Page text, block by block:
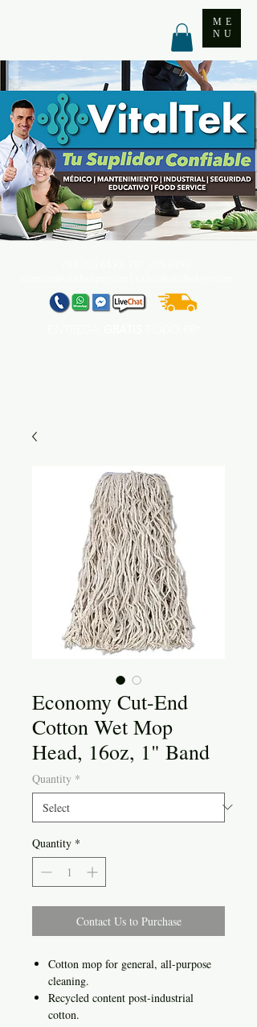
ME
NU
Economy Cut-End
Cotton Wet Mop
Head, 16oz, 1" Band
Quantity *
Quantity *
Contact Us to Purchase
Cotton mop for general, all-purpose
cleaning.
Recycled content post-industrial
cotton.